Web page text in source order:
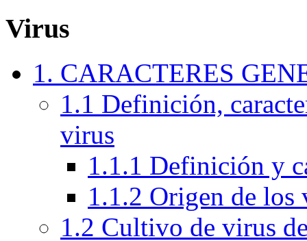
Virus
1. CARACTERES
1.1 Definición,
virus
1.1.1 Definición y
1.1.2 Origen de los
1.2 Cultivo de virus